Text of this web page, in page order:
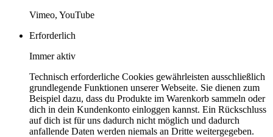
Vimeo, YouTube
Erforderlich
Immer aktiv
Technisch erforderliche Cookies gewährleisten ausschließlich
grundlegende Funktionen unserer Webseite. Sie dienen zum
Beispiel dazu, dass du Produkte im Warenkorb sammeln oder
dich in dein Kundenkonto einloggen kannst. Ein Rückschluss
auf dich ist für uns dadurch nicht möglich und dadurch
anfallende Daten werden niemals an Dritte weitergegeben.